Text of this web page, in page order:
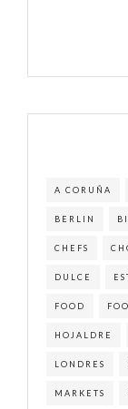
A CORUÑA
BERLIN
CHEFS
DULCE
FOOD
HOJALDRE
LONDRES
MARKETS